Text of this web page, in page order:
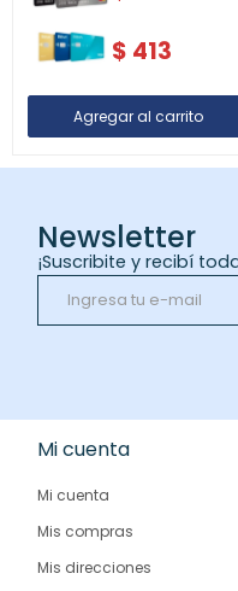
$ 413
Newsletter
¡Suscribite y recibí
Mi cuenta
Mi cuenta
Mis compras
Mis direcciones